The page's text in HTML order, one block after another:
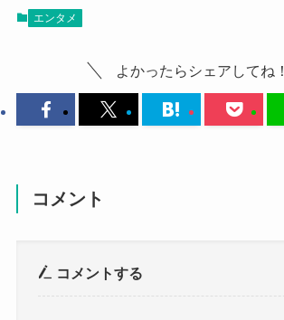
エンタメ
よかったらシェアしてね！
コメント
コメントする